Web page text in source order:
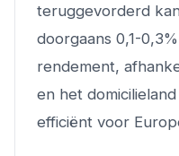
teruggevorderd
doorgaans 0,1-
rendement,
en het
efficiënt voor